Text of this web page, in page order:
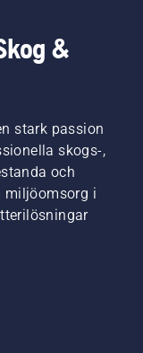
&
stark passion
skogs-,
och
miljöomsorg i